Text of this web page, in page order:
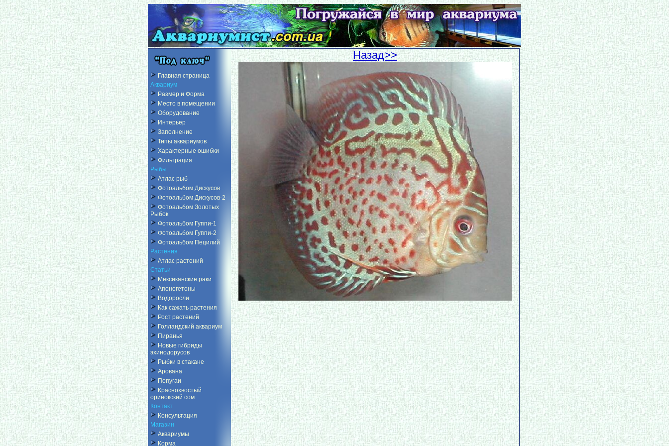
Главная страница
Аквариум
Размер и Форма
Место в помещении
Оборудование
Интерьер
Заполнение
Типы аквариумов
Характерные ошибки
Фильтрация
Рыбы
Атлас рыб
Фотоальбом Дискусов
Фотоальбом Дискусов-2
Фотоальбом Золотых
Рыбок
Фотоальбом Гуппи-1
Фотоальбом Гуппи-2
Фотоальбом Пецилий
Растения
Атлас растений
Статьи
Мексиканские раки
Апоногетоны
Водоросли
Как сажать растения
Рост растений
Голландский аквариум
Пиранья
Новые гибриды
эхинодорусов
Рыбки в стакане
Арована
Попугаи
Краснохвостый
оринокский сом
Контакт
Консультация
Магазин
Аквариумы
Корма
Hазад>>